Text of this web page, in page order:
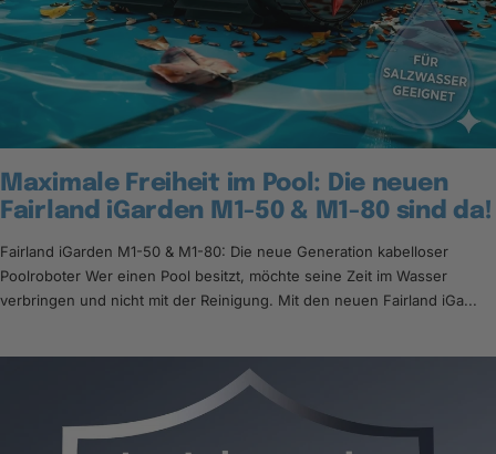
Maximale Freiheit im Pool: Die neuen
Fairland iGarden M1-50 & M1-80 sind da!
Fairland iGarden M1-50 & M1-80: Die neue Generation kabelloser
Poolroboter Wer einen Pool besitzt, möchte seine Zeit im Wasser
verbringen und nicht mit der Reinigung. Mit den neuen Fairland iGa...